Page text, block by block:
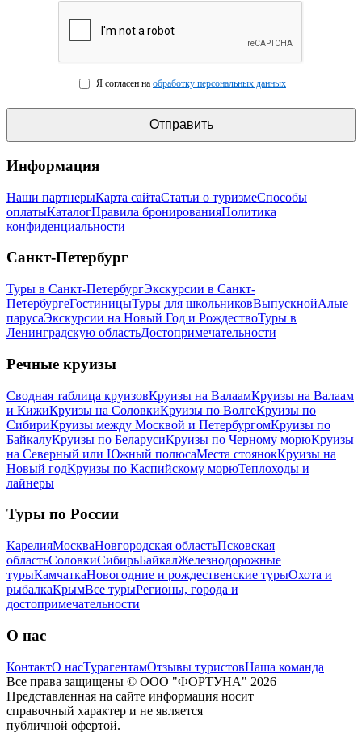
Я согласен на обработку персональных данных
Информация
Наши партнерыКарта сайтаСтатьи о туризмеСпособы
оплатыКаталогПравила бронированияПолитика
конфиденциальности
Санкт-Петербург
Туры в Санкт-ПетербургЭкскурсии в Санкт-
ПетербургеГостиницыТуры для школьниковВыпускнойАлые
парусаЭкскурсии на Новый Год и РождествоТуры в
Ленинградскую областьДостопримечательности
Речные круизы
Сводная таблица круизовКруизы на ВалаамКруизы на Валаам
и КижиКруизы на СоловкиКруизы по ВолгеКруизы по
СибириКруизы между Москвой и ПетербургомКруизы по
БайкалуКруизы по БеларусиКруизы по Черному морюКруизы
на Северный или Южный полюсаМеста стоянокКруизы на
Новый годКруизы по Каспийскому морюТеплоходы и
лайнеры
Туры по России
КарелияМоскваНовгородская областьПсковская
областьСоловкиСибирьБайкалЖелезнодорожные
турыКамчаткаНовогодние и рождественские турыОхота и
рыбалкаКрымВсе турыРегионы, города и
достопримечательности
О нас
КонтактО насТурагентамОтзывы туристовНаша команда
Все права защищены © ООО "ФОРТУНА" 2026
Представленная на сайте информация носит
справочный характер и не является
публичной офертой.